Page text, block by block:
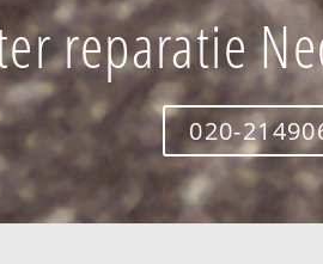
reparatie
020-